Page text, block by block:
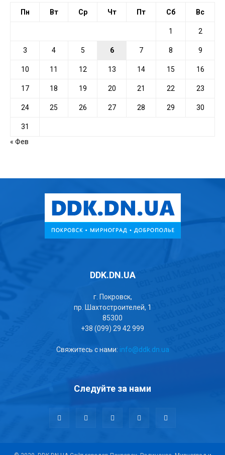
Пн Вт Ср Чт Пт Сб Вс
1 2
3 4 5 6 7 8 9
10 11 12 13 14 15 16
17 18 19 20 21 22 23
24 25 26 27 28 29 30
31
« Фев
DDK.DN.UA
г. Покровск,
пр. Шахтостроителей, 1
85300
+38 (099) 29 42 999
Свяжитесь с нами: info@ddk.dn.ua
Следуйте за нами